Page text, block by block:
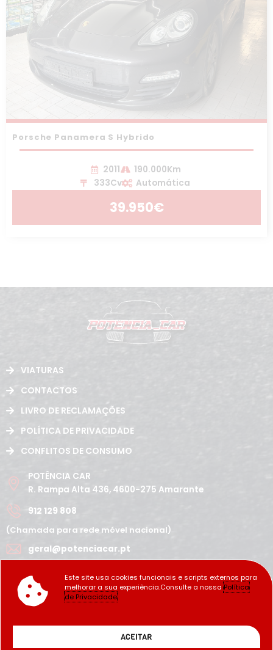
Porsche Panamera S Hybrido
2011
190.000Km
333Cv
Automática
39.950€
VIATURAS
CONTACTOS
LIVRO DE RECLAMAÇÕES
POLÍTICA DE PRIVACIDADE
CONFLITOS DE CONSUMO
POTÊNCIA CAR
R. Rampa Alta 436, 4600-275 Amarante
912 129 808
(Chamada para rede móvel nacional)
geral@potenciacar.pt
10:00h - 12:30h | 14h 19:30h
Domingo
Fechado
Copyright Potência_Car ©2022
Este site usa cookies funcionais e scripts externos para
melhorar a sua experiência.Consulte a nossaPolítica
de Privacidade
ACEITAR